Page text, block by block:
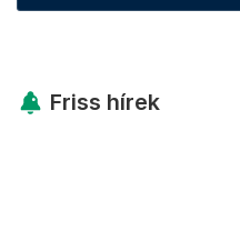
Friss hírek